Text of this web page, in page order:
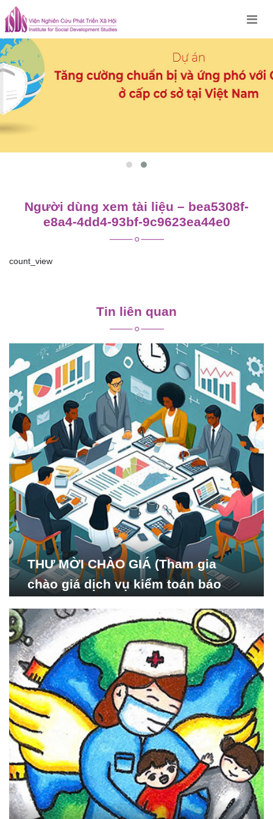
Skip
to
content
Người dùng xem tài liệu – bea5308f-
e8a4-4dd4-93bf-9c9623ea44e0
count_view
viết
Tin liên quan
THƯ MỜI CHÀO GIÁ (Tham gia
chào giá dịch vụ kiểm toán báo
Nghiên cứu Phát triển Xã
hội_ISDS)